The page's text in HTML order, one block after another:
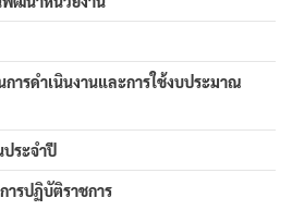
ารดำเนินงานและการใช้งบประมาณ
ประจำปี
ารปฏิบัติราชการ